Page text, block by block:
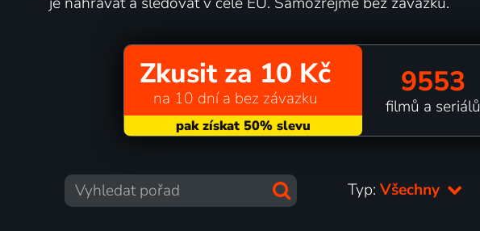
Zkusit za 10 Kč
na 10 dní a bez závazku 9553
filmů a seriálů
Typ:Všechny